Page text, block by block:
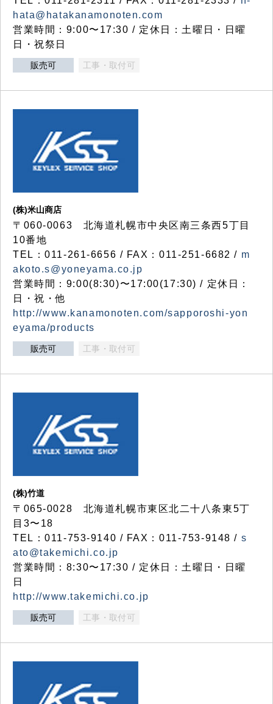
hata@hatakanamonoten.com
営業時間：9:00〜17:30 / 定休日：土曜日・日曜
日・祝祭日
販売可 工事・取付可
(株)米山商店
〒060-0063 北海道札幌市中央区南三条西5丁目
10番地
TEL：011-261-6656 / FAX：011-251-6682 / m
akoto.s@yoneyama.co.jp
営業時間：9:00(8:30)〜17:00(17:30) / 定休日：
日・祝・他
http://www.kanamonoten.com/sapporoshi-yon
eyama/products
販売可 工事・取付可
(株)竹道
〒065-0028 北海道札幌市東区北二十八条東5丁
目3〜18
TEL：011-753-9140 / FAX：011-753-9148 / s
ato@takemichi.co.jp
営業時間：8:30〜17:30 / 定休日：土曜日・日曜
日
http://www.takemichi.co.jp
販売可 工事・取付可